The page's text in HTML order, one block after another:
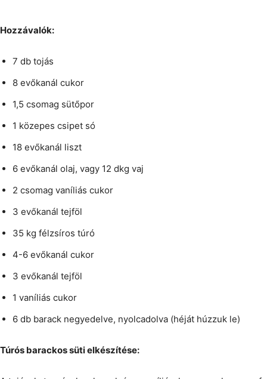
Hozzávalók:
7 db tojás
8 evőkanál cukor
1,5 csomag sütőpor
1 közepes csipet só
18 evőkanál liszt
6 evőkanál olaj, vagy 12 dkg vaj
2 csomag vaníliás cukor
3 evőkanál tejföl
35 kg félzsíros túró
4-6 evőkanál cukor
3 evőkanál tejföl
1 vaníliás cukor
6 db barack negyedelve, nyolcadolva (héját húzzuk le)
Túrós barackos süti elkészítése: